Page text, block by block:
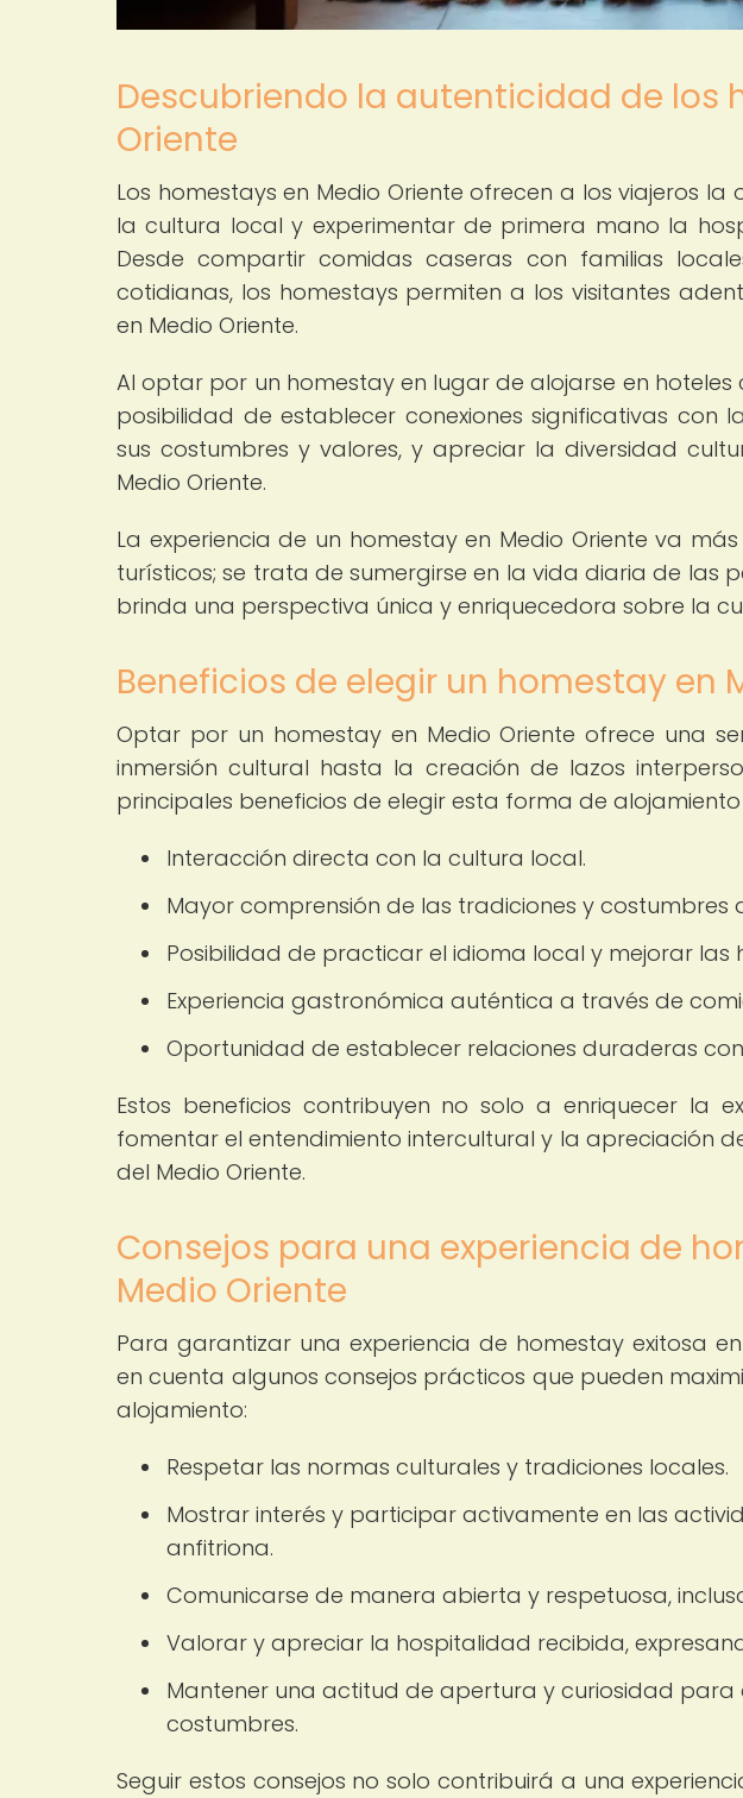
Descubriendo la autenticidad de los
Oriente
Los homestays en Medio Oriente ofrecen a los viajeros
la cultura local y experimentar de primera mano la
Desde compartir comidas caseras con familias
cotidianas, los homestays permiten a los visitantes
en Medio Oriente.
Al optar por un homestay en lugar de alojarse en hoteles
posibilidad de establecer conexiones significativas con
sus costumbres y valores, y apreciar la diversidad
Medio Oriente.
La experiencia de un homestay en Medio Oriente va
turísticos; se trata de sumergirse en la vida diaria de las
brinda una perspectiva única y enriquecedora sobre la
Beneficios de elegir un homestay en
Optar por un homestay en Medio Oriente ofrece una
inmersión cultural hasta la creación de lazos
principales beneficios de elegir esta forma de alojamiento
Interacción directa con la cultura local.
Mayor comprensión de las tradiciones y costumbres
Posibilidad de practicar el idioma local y mejorar las
Experiencia gastronómica auténtica a través de
Oportunidad de establecer relaciones duraderas
Estos beneficios contribuyen no solo a enriquecer la
fomentar el entendimiento intercultural y la apreciación
del Medio Oriente.
Consejos para una experiencia de
Medio Oriente
Para garantizar una experiencia de homestay exitosa
en cuenta algunos consejos prácticos que pueden
alojamiento:
Respetar las normas culturales y tradiciones locales.
Mostrar interés y participar activamente en las
anfitriona.
Comunicarse de manera abierta y respetuosa,
Valorar y apreciar la hospitalidad recibida,
Mantener una actitud de apertura y curiosidad para
costumbres.
Seguir estos consejos no solo contribuirá a una